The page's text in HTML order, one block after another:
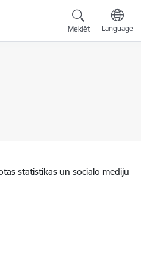
Meklēt Language
statistikas un sociālo mediju